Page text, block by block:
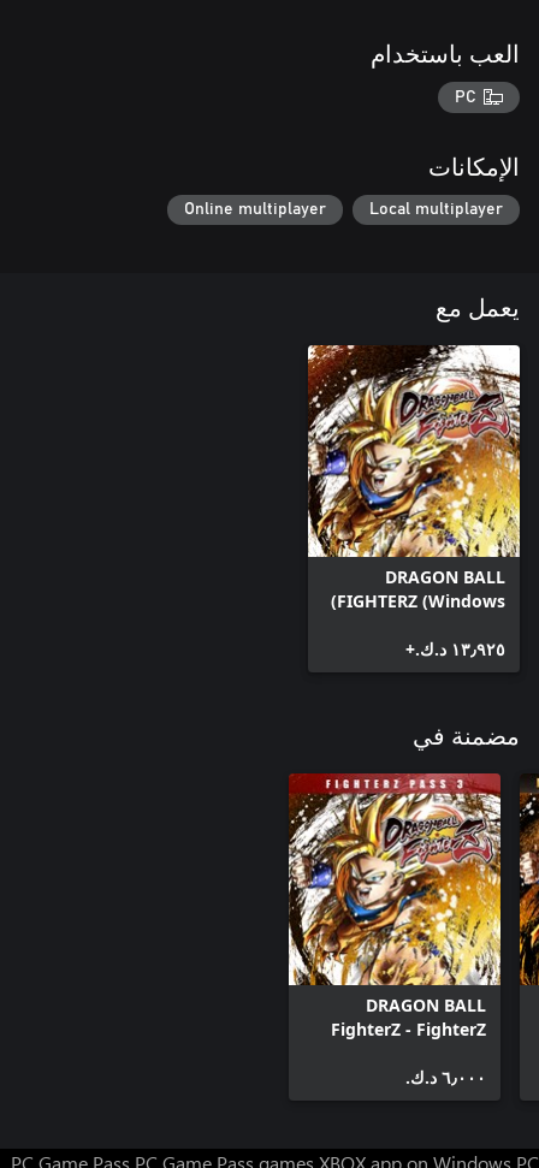
العب باستخدام
PC
الإمكانات
Local multiplayer
Online multiplayer
يعمل مع
DRAGON BALL
FIGHTERZ (Windows)
١٣٫٩٢٥ د.ك.‏+
مضمنة في
DRAGON BALL
FighterZ - FighterZ
٦٫٠٠٠ د.ك.‏
PC Game Pass PC Game Pass games XBOX app on Windows PC